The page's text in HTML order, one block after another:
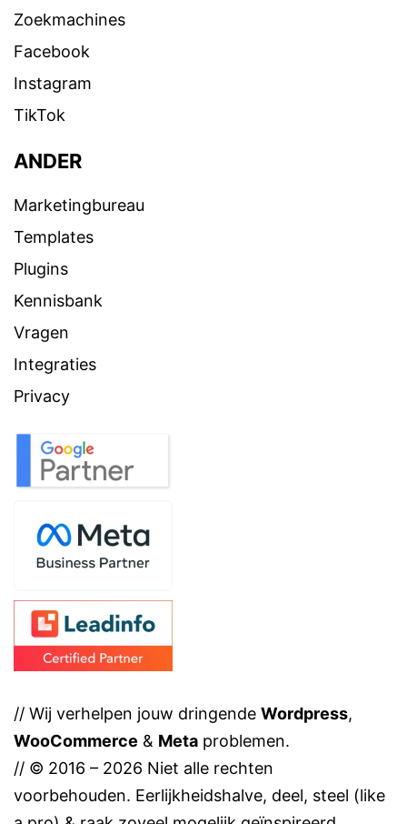
Zoekmachines
Facebook
Instagram
TikTok
ANDER
Marketingbureau
Templates
Plugins
Kennisbank
Vragen
Integraties
Privacy
// Wij verhelpen jouw dringende Wordpress,
WooCommerce & Meta problemen.
// © 2016 – 2026 Niet alle rechten
voorbehouden. Eerlijkheidshalve, deel, steel (like